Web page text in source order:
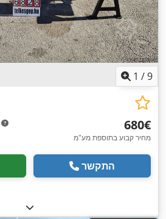
1 /9
‏680 ‏€
מחיר קבוע בתוספת מע"מ
התקשר